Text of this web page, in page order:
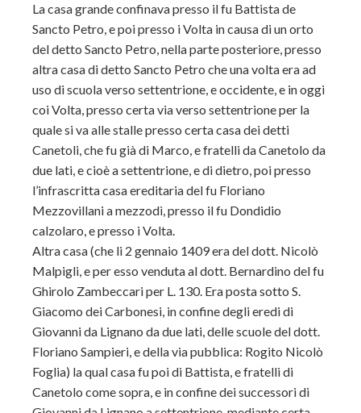
La casa grande confinava presso il fu Battista de
Sancto Petro, e poi presso i Volta in causa di un orto
del detto Sancto Petro, nella parte posteriore, presso
altra casa di detto Sancto Petro che una volta era ad
uso di scuola verso settentrione, e occidente, e in oggi
coi Volta, presso certa via verso settentrione per la
quale si va alle stalle presso certa casa dei detti
Canetoli, che fu già di Marco, e fratelli da Canetolo da
due lati, e cioè a settentrione, e di dietro, poi presso
l’infrascritta casa ereditaria del fu Floriano
Mezzovillani a mezzodì, presso il fu Dondidio
calzolaro, e presso i Volta.
Altra casa (che li 2 gennaio 1409 era del dott. Nicolò
Malpigli, e per esso venduta al dott. Bernardino del fu
Ghirolo Zambeccari per L. 130. Era posta sotto S.
Giacomo dei Carbonesi, in confine degli eredi di
Giovanni da Lignano da due lati, delle scuole del dott.
Floriano Sampieri, e della via pubblica: Rogito Nicolò
Foglia) la qual casa fu poi di Battista, e fratelli di
Canetolo come sopra, e in confine dei successori di